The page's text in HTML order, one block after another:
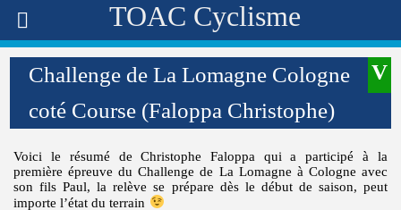
TOAC Cyclisme
Challenge de La Lomagne Cologne
coté Course (Faloppa Christophe)
Voici le résumé de Christophe Faloppa qui a participé à la
première épreuve du Challenge de La Lomagne à Cologne avec
son fils Paul, la relève se prépare dès le début de saison, peut
importe l’état du terrain